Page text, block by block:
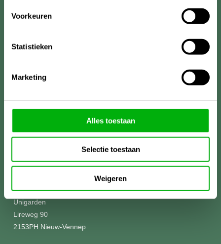
Voorkeuren
Statistieken
Marketing
Alles toestaan
Selectie toestaan
Weigeren
Unigarden
Lireweg 90
2153PH Nieuw-Vennep